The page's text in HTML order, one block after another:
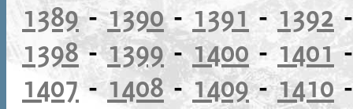
1389-1390-1391 -1392
1398-1399-1400 -1401
1407 - 1408-1409-1410